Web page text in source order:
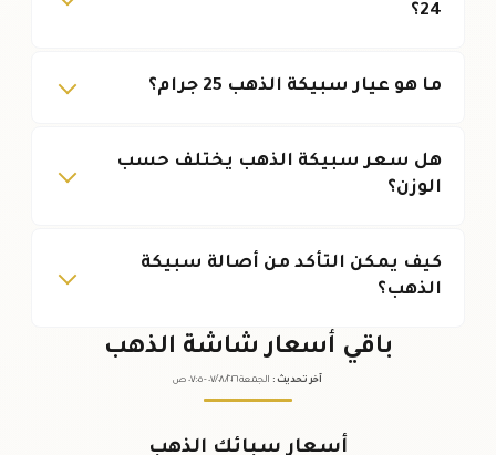
24؟
ما هو عيار سبيكة الذهب 25 جرام؟
هل سعر سبيكة الذهب يختلف حسب
الوزن؟
كيف يمكن التأكد من أصالة سبيكة
الذهب؟
باقي أسعار شاشة الذهب
آخر تحديث : الجمعة ٠٧ /٠٨/٢٠٢٦ - ٠٧:٠٥ ص
أسعار سبائك الذهب